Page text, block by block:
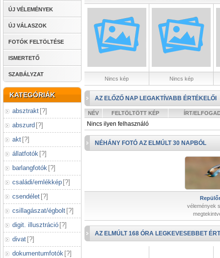
ÚJ VÉLEMÉNYEK
ÚJ VÁLASZOK
FOTÓK FELTÖLTÉSE
ISMERTETŐ
SZABÁLYZAT
KATEGÓRIÁK
absztrakt [?]
abszurd [?]
akt [?]
állatfotók [?]
barlangfotók [?]
családi/emlékkép [?]
csendélet [?]
csillagászat/égbolt [?]
digit. illusztráció [?]
divat [?]
dokumentumfotók [?]
Nincs kép Nincs kép
AZ ELŐZŐ NAP LEGAKTÍVABB ÉRTÉKELŐI
NÉV FELTÖLTÖTT KÉP ÍRT/
Nincs ilyen felhasználó
NÉHÁNY FOTÓ AZ ELMÚLT 30 NAPBÓL
vélemények
AZ ELMÚLT 168 ÓRA LEGKEVESEBBET